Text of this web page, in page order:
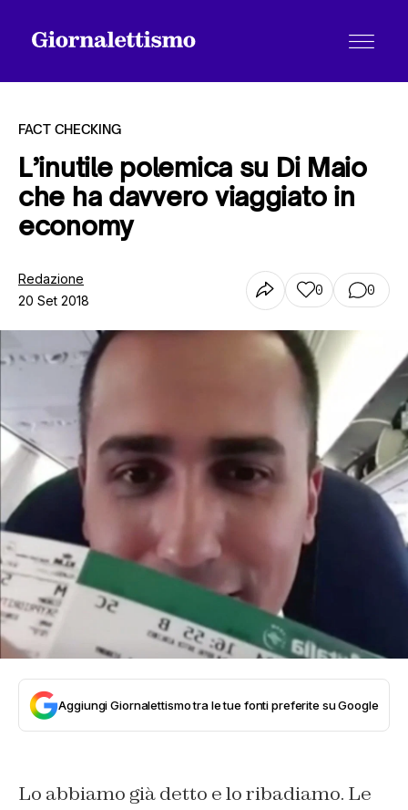
Tutti gli articoli
Chi siamo
Contatti
FACT CHECKING
L’inutile polemica su Di Maio
che ha davvero viaggiato in
economy
Redazione
20 Set 2018
0 0
Aggiungi Giornalettismo tra le tue fonti preferite su Google
Lo abbiamo già detto e lo ribadiamo. Le